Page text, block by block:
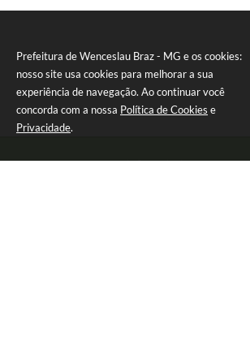
Prefeitura de Wenceslau Braz - MG e os cookies:
nosso site usa cookies para melhorar a sua
experiência de navegação. Ao continuar você
concorda com a nossa Política de Cookies e
Privacidade.
Telefone: (35) 99971-1768